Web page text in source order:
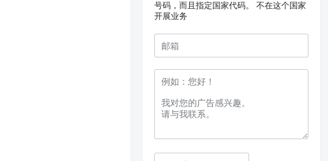
号码，而且指定国家代码。
不在这个国家
开展业务